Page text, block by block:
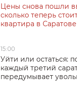
Цены снова пошли
сколько теперь
квартира в Саратове
15:00
Уйти или остаться:
каждый третий
передумывает